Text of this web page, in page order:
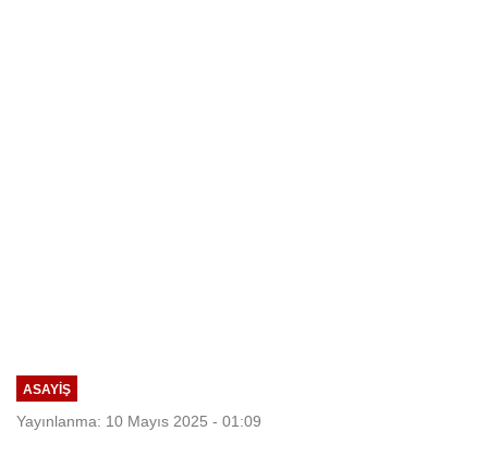
ASAYIŞ
Yayınlanma: 10 Mayıs 2025 - 01:09